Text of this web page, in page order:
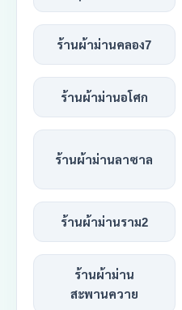
ร้านผ้าม่านคลอง7
ร้านผ้าม่านอโศก
ร้านผ้าม่านลาซาล
ร้านผ้าม่านราม2
ร้านผ้าม่าน
สะพานควาย